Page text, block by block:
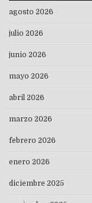
agosto 2026
julio 2026
junio 2026
mayo 2026
abril 2026
marzo 2026
febrero 2026
enero 2026
diciembre 2025